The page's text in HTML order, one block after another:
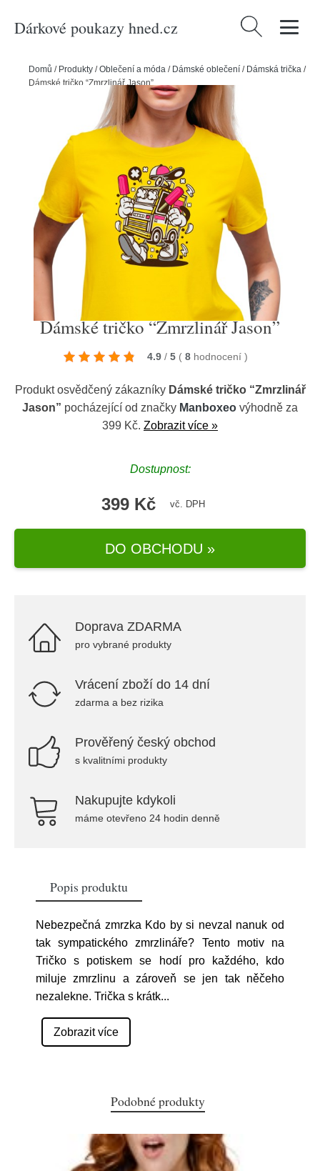
Dárkové poukazy hned.cz Vyhledávání
Domů / Produkty /Oblečení a móda / Dámské oblečení / Dámská trička /
Dámské tričko “Zmrzlinář Jason”
Dámské tričko “Zmrzlinář Jason”
4.9 / 5 ( 8 hodnocení )
Produkt osvědčený zákazníky Dámské tričko “Zmrzlinář
Jason” pocházející od značky Manboxeo výhodně za
399 Kč. Zobrazit více »
Dostupnost:
399 Kč vč. DPH
DO OBCHODU »
Doprava ZDARMA
pro vybrané produkty
Vrácení zboží do 14 dní
zdarma a bez rizika
Prověřený český obchod
s kvalitními produkty
Nakupujte kdykoli
máme otevřeno 24 hodin denně
Popis produktu
Nebezpečná zmrzka Kdo by si nevzal nanuk od
tak sympatického zmrzlináře? Tento motiv na
Tričko s potiskem se hodí pro každého, kdo
miluje zmrzlinu a zároveň se jen tak něčeho
nezalekne. Trička s krátk...
Zobrazit více
Podobné produkty